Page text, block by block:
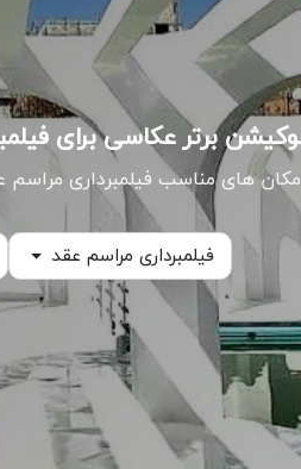
مکان های مناسب فیلمبرداری مراسم
فیلمبرداری مراسم عقد